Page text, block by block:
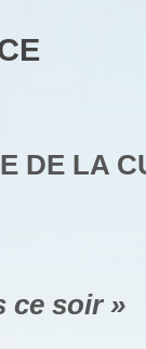
DE LA
ce soir »